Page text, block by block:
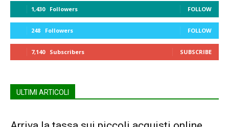
1,430 Followers FOLLOW
248 Followers FOLLOW
7,140 Subscribers SUBSCRIBE
ULTIMI ARTICOLI